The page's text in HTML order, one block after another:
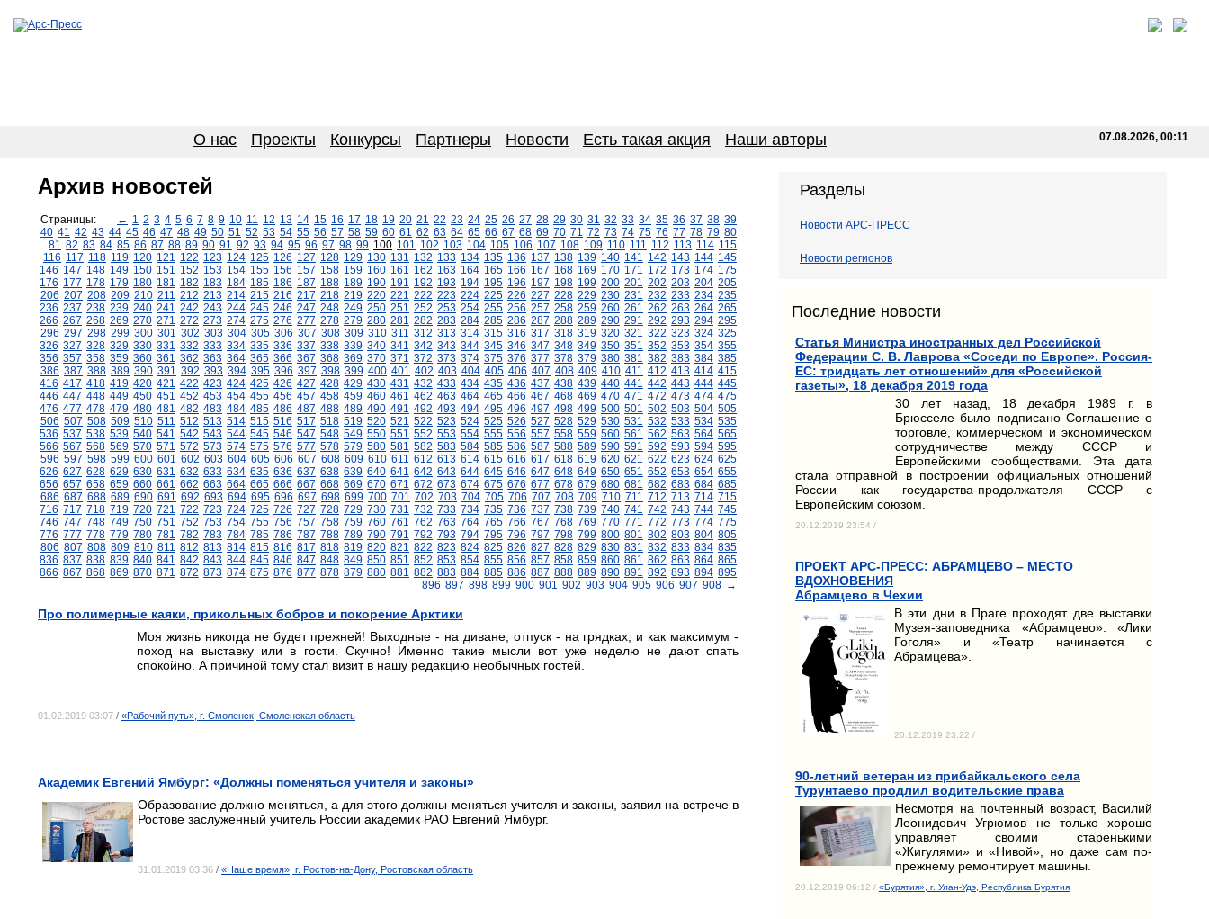
О нас Проекты Конкурсы Партнеры Новости Есть такая акция Наши авторы 07.08.2026, 00:11
Архив новостей
Страницы: ← 1 2 3 4 5 6 7 8 9 10 11 12 13 14 15 16 17 18 19 20 21 22 23 24 25 26 27 28 29 30 31 32 33 34 35 36 37 38 39
40 41 42 43 44 45 46 47 48 49 50 51 52 53 54 55 56 57 58 59 60 61 62 63 64 65 66 67 68 69 70 71 72 73 74 75 76 77 78 79 80
81 82 83 84 85 86 87 88 89 90 91 92 93 94 95 96 97 98 99 100 101 102 103 104 105 106 107 108 109 110 111 112 113 114 115
116 117 118 119 120 121 122 123 124 125 126 127 128 129 130 131 132 133 134 135 136 137 138 139 140 141 142 143 144 145
146 147 148 149 150 151 152 153 154 155 156 157 158 159 160 161 162 163 164 165 166 167 168 169 170 171 172 173 174 175
176 177 178 179 180 181 182 183 184 185 186 187 188 189 190 191 192 193 194 195 196 197 198 199 200 201 202 203 204 205
206 207 208 209 210 211 212 213 214 215 216 217 218 219 220 221 222 223 224 225 226 227 228 229 230 231 232 233 234 235
236 237 238 239 240 241 242 243 244 245 246 247 248 249 250 251 252 253 254 255 256 257 258 259 260 261 262 263 264 265
266 267 268 269 270 271 272 273 274 275 276 277 278 279 280 281 282 283 284 285 286 287 288 289 290 291 292 293 294 295
296 297 298 299 300 301 302 303 304 305 306 307 308 309 310 311 312 313 314 315 316 317 318 319 320 321 322 323 324 325
326 327 328 329 330 331 332 333 334 335 336 337 338 339 340 341 342 343 344 345 346 347 348 349 350 351 352 353 354 355
356 357 358 359 360 361 362 363 364 365 366 367 368 369 370 371 372 373 374 375 376 377 378 379 380 381 382 383 384 385
386 387 388 389 390 391 392 393 394 395 396 397 398 399 400 401 402 403 404 405 406 407 408 409 410 411 412 413 414 415
416 417 418 419 420 421 422 423 424 425 426 427 428 429 430 431 432 433 434 435 436 437 438 439 440 441 442 443 444 445
446 447 448 449 450 451 452 453 454 455 456 457 458 459 460 461 462 463 464 465 466 467 468 469 470 471 472 473 474 475
476 477 478 479 480 481 482 483 484 485 486 487 488 489 490 491 492 493 494 495 496 497 498 499 500 501 502 503 504 505
506 507 508 509 510 511 512 513 514 515 516 517 518 519 520 521 522 523 524 525 526 527 528 529 530 531 532 533 534 535
536 537 538 539 540 541 542 543 544 545 546 547 548 549 550 551 552 553 554 555 556 557 558 559 560 561 562 563 564 565
566 567 568 569 570 571 572 573 574 575 576 577 578 579 580 581 582 583 584 585 586 587 588 589 590 591 592 593 594 595
596 597 598 599 600 601 602 603 604 605 606 607 608 609 610 611 612 613 614 615 616 617 618 619 620 621 622 623 624 625
626 627 628 629 630 631 632 633 634 635 636 637 638 639 640 641 642 643 644 645 646 647 648 649 650 651 652 653 654 655
656 657 658 659 660 661 662 663 664 665 666 667 668 669 670 671 672 673 674 675 676 677 678 679 680 681 682 683 684 685
686 687 688 689 690 691 692 693 694 695 696 697 698 699 700 701 702 703 704 705 706 707 708 709 710 711 712 713 714 715
716 717 718 719 720 721 722 723 724 725 726 727 728 729 730 731 732 733 734 735 736 737 738 739 740 741 742 743 744 745
746 747 748 749 750 751 752 753 754 755 756 757 758 759 760 761 762 763 764 765 766 767 768 769 770 771 772 773 774 775
776 777 778 779 780 781 782 783 784 785 786 787 788 789 790 791 792 793 794 795 796 797 798 799 800 801 802 803 804 805
806 807 808 809 810 811 812 813 814 815 816 817 818 819 820 821 822 823 824 825 826 827 828 829 830 831 832 833 834 835
836 837 838 839 840 841 842 843 844 845 846 847 848 849 850 851 852 853 854 855 856 857 858 859 860 861 862 863 864 865
866 867 868 869 870 871 872 873 874 875 876 877 878 879 880 881 882 883 884 885 886 887 888 889 890 891 892 893 894 895
896 897 898 899 900 901 902 903 904 905 906 907 908 →
Про полимерные каяки, прикольных бобров и покорение Арктики
Моя жизнь никогда не будет прежней! Выходные - на диване, отпуск - на грядках, и как максимум -
поход на выставку или в гости. Скучно! Именно такие мысли вот уже неделю не дают спать
спокойно. А причиной тому стал визит в нашу редакцию необычных гостей.
01.02.2019 03:07 / «Рабочий путь», г. Смоленск, Смоленская область
Академик Евгений Ямбург: «Должны поменяться учителя и законы»
Образование должно меняться, а для этого должны меняться учителя и законы, заявил на встрече в
Ростове заслуженный учитель России академик РАО Евгений Ямбург.
31.01.2019 03:36 / «Наше время», г. Ростов-на-Дону, Ростовская область
Разделы
Новости АРС-ПРЕСС
Новости регионов
Последние новости
Статья Министра иностранных дел Российской
Федерации С. В. Лаврова «Соседи по Европе». Россия-
ЕС: тридцать лет отношений» для «Российской
газеты», 18 декабря 2019 года
30 лет назад, 18 декабря 1989 г. в
Брюсселе было подписано Соглашение о
торговле, коммерческом и экономическом
сотрудничестве между СССР и
Европейскими сообществами. Эта дата
стала отправной в построении официальных отношений
России как государства-продолжателя СССР с
Европейским союзом.
20.12.2019 23:54 /
ПРОЕКТ АРС-ПРЕСС: АБРАМЦЕВО – МЕСТО
ВДОХНОВЕНИЯ
Абрамцево в Чехии
В эти дни в Праге проходят две выставки
Музея-заповедника «Абрамцево»: «Лики
Гоголя» и «Театр начинается с
Абрамцева».
20.12.2019 23:22 /
90-летний ветеран из прибайкальского села
Турунтаево продлил водительские права
Несмотря на почтенный возраст, Василий
Леонидович Угрюмов не только хорошо
управляет своими старенькими
«Жигулями» и «Нивой», но даже сам по-
прежнему ремонтирует машины.
20.12.2019 06:12 / «Бурятия», г. Улан-Удэ, Республика Бурятия